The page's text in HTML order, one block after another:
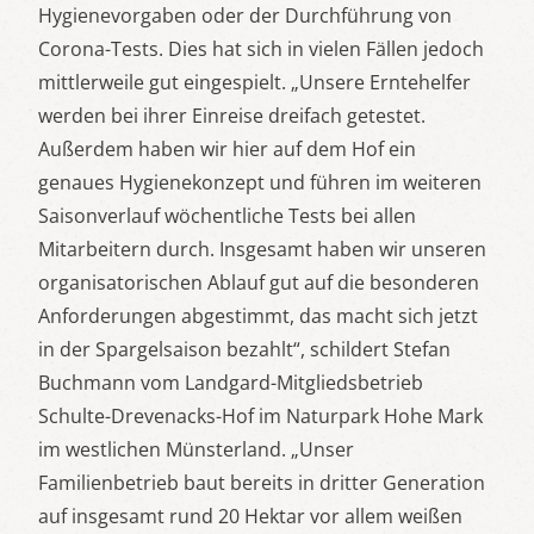
Hygienevorgaben oder der Durchführung von
Corona-Tests. Dies hat sich in vielen Fällen jedoch
mittlerweile gut eingespielt. „Unsere Erntehelfer
werden bei ihrer Einreise dreifach getestet.
Außerdem haben wir hier auf dem Hof ein
genaues Hygienekonzept und führen im weiteren
Saisonverlauf wöchentliche Tests bei allen
Mitarbeitern durch. Insgesamt haben wir unseren
organisatorischen Ablauf gut auf die besonderen
Anforderungen abgestimmt, das macht sich jetzt
in der Spargelsaison bezahlt“, schildert Stefan
Buchmann vom Landgard-Mitgliedsbetrieb
Schulte-Drevenacks-Hof im Naturpark Hohe Mark
im westlichen Münsterland. „Unser
Familienbetrieb baut bereits in dritter Generation
auf insgesamt rund 20 Hektar vor allem weißen